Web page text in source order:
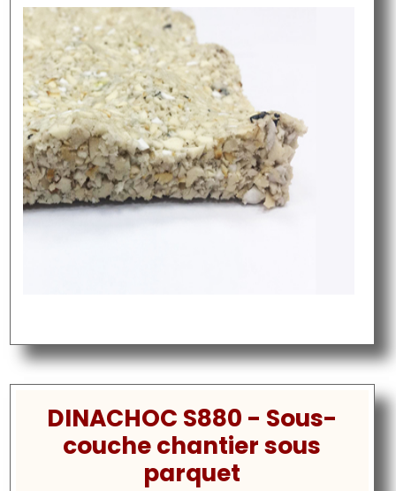
DINACHOC S880 - Sous-
couche chantier sous
parquet